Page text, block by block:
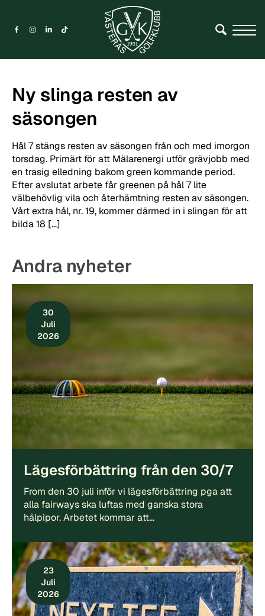
Ny slinga resten av
säsongen
Hål 7 stängs resten av säsongen från och med imorgon
torsdag. Primärt för att Mälarenergi utför grävjobb med
en trasig elledning bakom green kommande period.
Efter avslutat arbete får greenen på hål 7 lite
välbehövlig vila och återhämtning resten av säsongen.
Vårt extra hål, nr. 19, kommer därmed in i slingan för att
bilda 18 […]
Andra nyheter
30
Juli
2026
Lägesförbättring från den 30/7
From den 30 juli inför vi lägesförbättring pga att
alla fairways ska luftas med ganska stora
hålpipor. Arbetet kommar att…
23
Juli
2026